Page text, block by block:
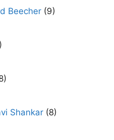
Beecher (9)
Shankar (8)